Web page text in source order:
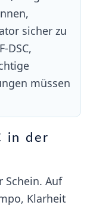
sicher zu
DSC,
müssen
in der
Schein. Auf
Klarheit